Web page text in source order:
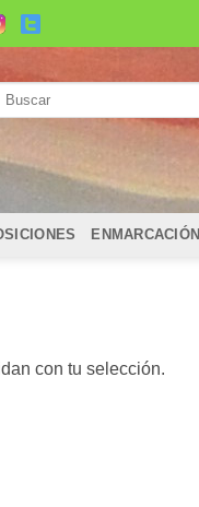
ENMARCACIÓN
con tu selección.